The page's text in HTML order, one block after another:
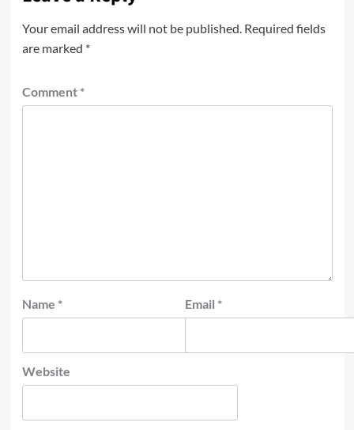
Your email address will not be published. Required fields
are marked *
Comment *
Name * Email *
Website